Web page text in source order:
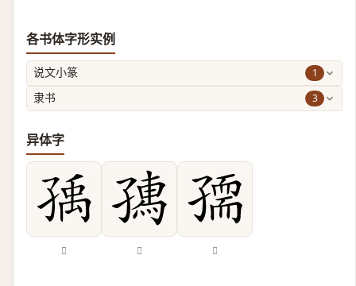
各书体字形实例
说文小篆 1
隶书 3
异体字
𡥶 𡦗 𡦘